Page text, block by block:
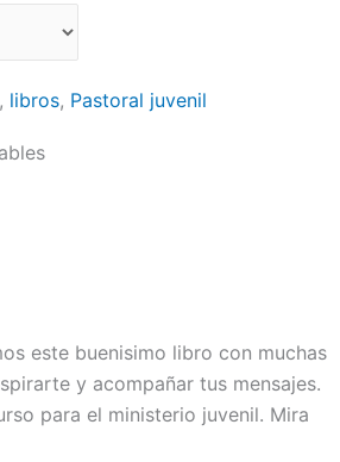
, libros, Pastoral juvenil
este buenisimo libro con muchas
y acompañar tus mensajes.
para el ministerio juvenil. Mira